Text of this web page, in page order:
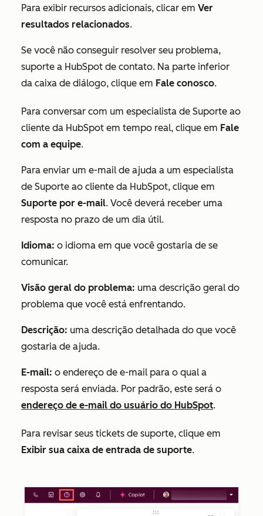
Para exibir recursos adicionais, clicar em Ver
resultados relacionados.
Se você não conseguir resolver seu problema,
suporte a HubSpot de contato. Na parte inferior
da caixa de diálogo, clique em Fale conosco.
Para conversar com um especialista de Suporte ao
cliente da HubSpot em tempo real, clique em Fale
com a equipe.
Para enviar um e-mail de ajuda a um especialista
de Suporte ao cliente da HubSpot, clique em
Suporte por e-mail. Você deverá receber uma
resposta no prazo de um dia útil.
Idioma: o idioma em que você gostaria de se
comunicar.
Visão geral do problema: uma descrição geral do
problema que você está enfrentando.
Descrição: uma descrição detalhada do que você
gostaria de ajuda.
E-mail: o endereço de e-mail para o qual a
resposta será enviada. Por padrão, este será o
endereço de e-mail do usuário do HubSpot.
Para revisar seus tickets de suporte, clique em
Exibir sua caixa de entrada de suporte.